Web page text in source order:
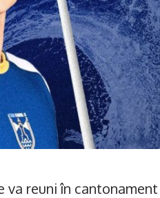
va reuni în cantonament